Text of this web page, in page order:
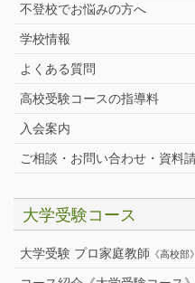
不登校でお悩みの方へ
学校情報
よくある質問
高校受験コースの指導料
入会案内
ご相談・お問い合わせ・資料
大学受験コース
大学受験 プロ家庭教師 《高校部》